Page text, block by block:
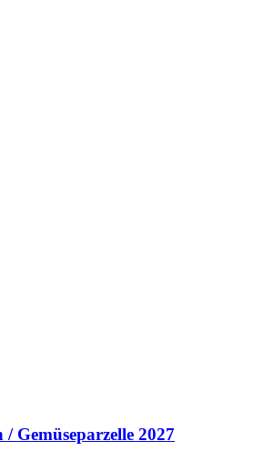
Gemüseparzelle 2027